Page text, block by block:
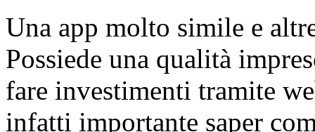
Una app molto simile e
Possiede una qualità
fare investimenti tramite
infatti importante saper